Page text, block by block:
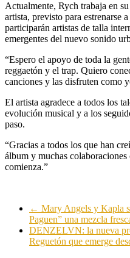
Actualmente, Rych trabaja en
artista, previsto para estrenarse
participarán artistas de talla
emergentes del nuevo sonido
“Espero el apoyo de toda la
reggaetón y el trap. Quiero
canciones y las disfruten como
El artista agradece a todos los
evolución musical y a los
paso.
“Gracias a todos los que han
álbum y muchas colaboraciones
comienza.”
← Mary Angels y Kapla
Paguen” una mezcla
DENZELVN: la nueva
Reguetón que emerge